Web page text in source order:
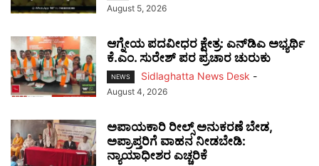
August 5, 2026
ಆಗ್ನೇಯ ಪದವೀಧರ ಕ್ಷೇತ್ರ: ಎನ್‌ಡಿಎ ಅಭ್ಯರ್ಥಿ
ಕೆ.ಎಂ. ಸುರೇಶ್ ಪರ ಪ್ರಚಾರ ಚುರುಕು
NEWS Sidlaghatta News Desk -
August 4, 2026
ಅಪಾಯಕಾರಿ ರೀಲ್ಸ್ ಅನುಕರಣೆ ಬೇಡ,
ಅಪ್ರಾಪ್ತರಿಗೆ ವಾಹನ ನೀಡಬೇಡಿ:
ನ್ಯಾಯಾಧೀಶರ ಎಚ್ಚರಿಕೆ